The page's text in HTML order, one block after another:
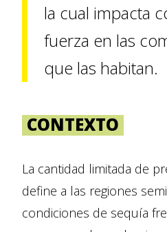
la cual impacta
fuerza en las
que las habitan.
CONTEXTO
La cantidad limitada de
define a las regiones
condiciones de sequía